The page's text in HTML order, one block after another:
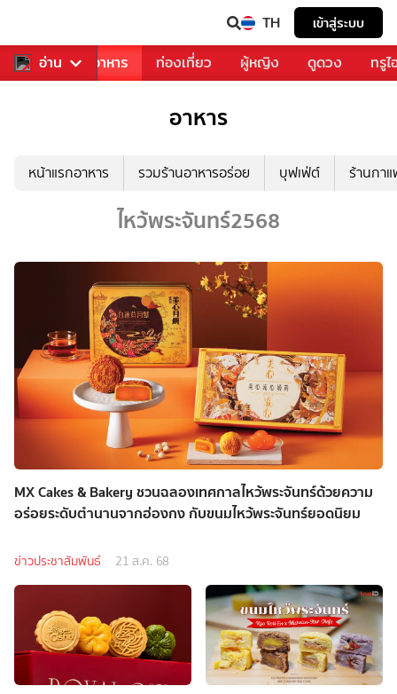
TH เข้าสู่ระบบ
อ่าน
การเพลง อาหาร ท่องเที่ยว ผู้หญิง ดูดวง ทรู
อาหาร
หน้าแรกอาหาร รวมร้านอาหารอร่อย บุฟเฟ่ต์ ร้านกา
ไหว้พระจันทร์2568
MX Cakes & Bakery ชวนฉลองเทศกาลไหว้พระจันทร์ด้วยความ
อร่อยระดับตำนานจากฮ่องกง กับขนมไหว้พระจันทร์ยอดนิยม
ข่าวประชาสัมพันธ์ 21 ส.ค. 68